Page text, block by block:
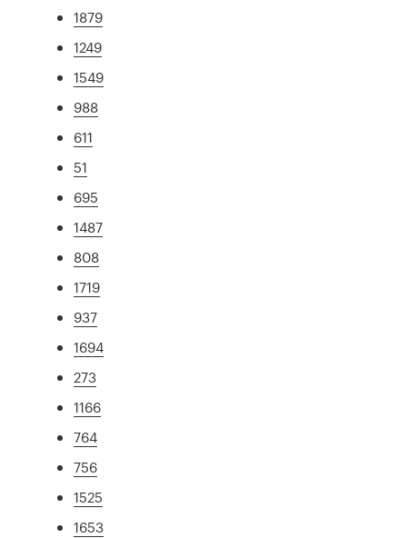
1879
1249
1549
988
611
51
695
1487
808
1719
937
1694
273
1166
764
756
1525
1653